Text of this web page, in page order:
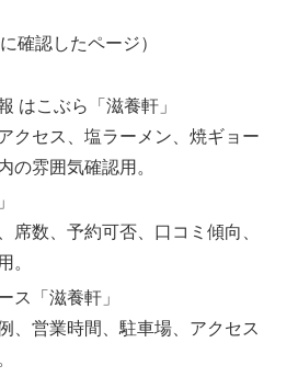
確認したページ）
はこぶら「滋養軒」
クセス、塩ラーメン、焼ギョー
の雰囲気確認用。
席数、予約可否、口コミ傾向、
。
ス「滋養軒」
、営業時間、駐車場、アクセス